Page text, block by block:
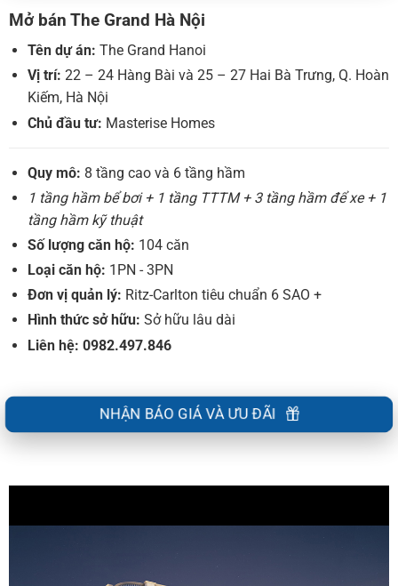
Mở bán The Grand Hà Nội
Tên dự án: The Grand Hanoi
Vị trí: 22 – 24 Hàng Bài và 25 – 27 Hai Bà Trưng, Q. Hoàn
Kiếm, Hà Nội
Chủ đầu tư: Masterise Homes
Quy mô: 8 tầng cao và 6 tầng hầm
1 tầng hầm bể bơi + 1 tầng TTTM + 3 tầng hầm để xe + 1
tầng hầm kỹ thuật
Số lượng căn hộ: 104 căn
Loại căn hộ: 1PN - 3PN
Đơn vị quản lý: Ritz-Carlton tiêu chuẩn 6 SAO +
Hình thức sở hữu: Sở hữu lâu dài
Liên hệ: 0982.497.846
NHẬN BÁO GIÁ VÀ ƯU ĐÃI